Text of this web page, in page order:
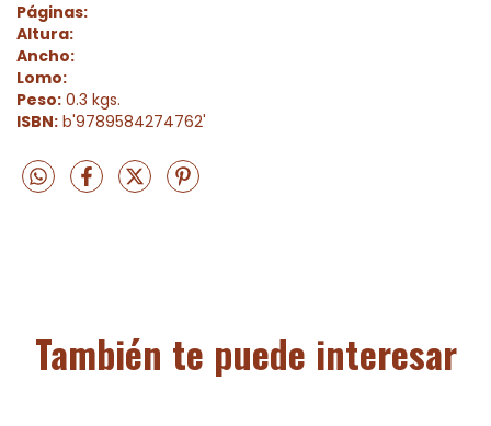
Páginas:
Altura:
Ancho:
Lomo:
Peso: 0.3 kgs.
ISBN: b'9789584274762'
También te puede interesar